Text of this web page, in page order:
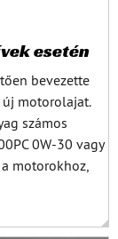
esetén
bevezette
motorolajat.
számos
0W-30 vagy
motorokhoz,